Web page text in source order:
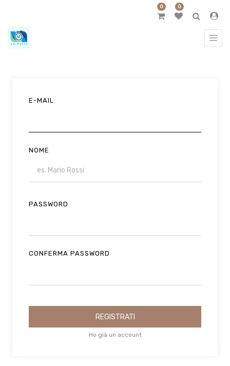
0 0
E-MAIL
NOME
PASSWORD
CONFERMA PASSWORD
REGISTRATI
Ho già un account